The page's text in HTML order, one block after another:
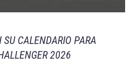
CALENDARIO PARA
2026